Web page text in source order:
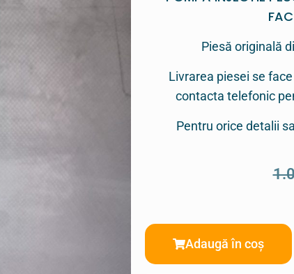
Piesă originală
Livrarea piesei se
contacta telefonic
Pentru orice detalii
Adaugă în coș